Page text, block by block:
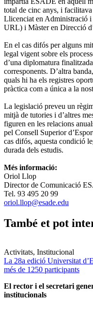
total de cinc anys, i
Llicenciat en Administració
URL) i Màster en Direcció
En el cas difós per alguns
legal vigent sobre els
d’una diplomatura
corresponents. D’altra
quals hi ha els registres
pràctica com a única a la
La legislació preveu un
mitjà de tutories i d’altres
figuren en les relacions
pel Consell Superior
cas difós, aquesta condició
durada dels estudis.
Més informació:
Oriol Llop
Director de Comunicació
Tel. 93 495 20 99
oriol.llop@esade.edu
També et pot
Activitats, Institucional
La 28a edició Universitat
més de 1250 participants
El rector i el secretari
institucionals